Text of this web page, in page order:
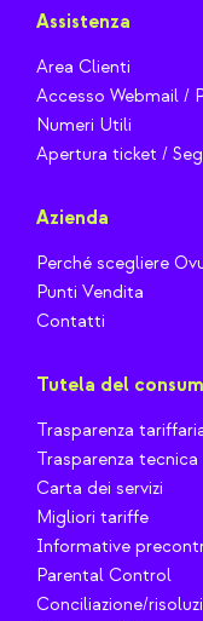
Assistenza
Area Clienti
Accesso Webmail /
Numeri Utili
Apertura ticket /
Azienda
Perché scegliere
Punti Vendita
Contatti
Tutela del
Trasparenza
Trasparenza tecnica
Carta dei servizi
Migliori tariffe
Informative
Parental Control
Conciliazione/